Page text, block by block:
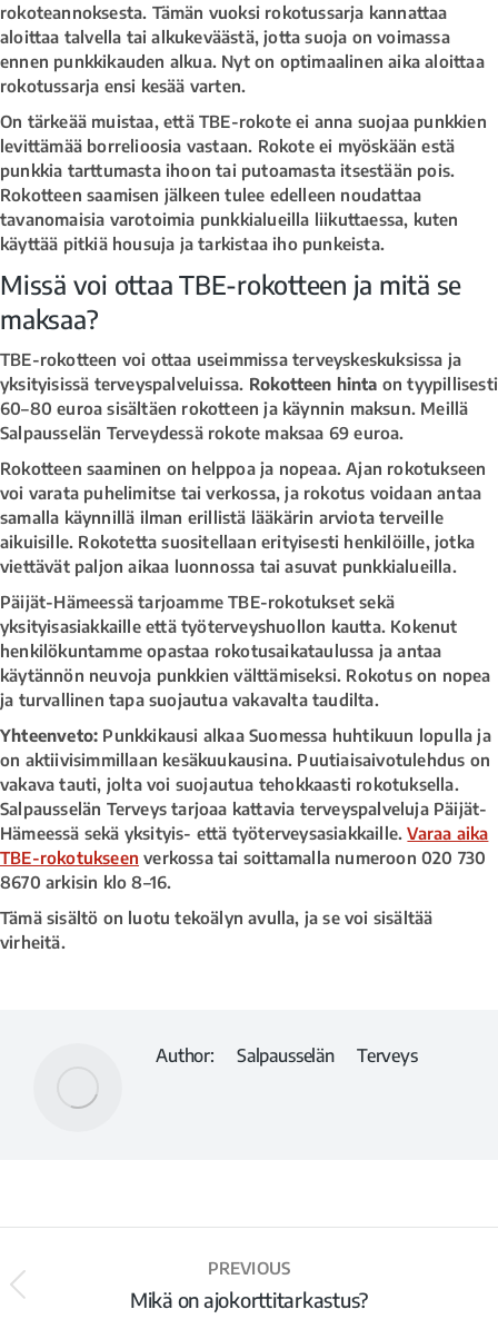
rokoteannoksesta. Tämän vuoksi rokotussarja kannattaa
aloittaa talvella tai alkukeväästä, jotta suoja on voimassa
ennen punkkikauden alkua. Nyt on optimaalinen aika aloittaa
rokotussarja ensi kesää varten.
On tärkeää muistaa, että TBE-rokote ei anna suojaa punkkien
levittämää borrelioosia vastaan. Rokote ei myöskään estä
punkkia tarttumasta ihoon tai putoamasta itsestään pois.
Rokotteen saamisen jälkeen tulee edelleen noudattaa
tavanomaisia varotoimia punkkialueilla liikuttaessa, kuten
käyttää pitkiä housuja ja tarkistaa iho punkeista.
Missä voi ottaa TBE-rokotteen ja mitä se
maksaa?
TBE-rokotteen voi ottaa useimmissa terveyskeskuksissa ja
yksityisissä terveyspalveluissa. Rokotteen hinta on tyypillisesti
60–80 euroa sisältäen rokotteen ja käynnin maksun. Meillä
Salpausselän Terveydessä rokote maksaa 69 euroa.
Rokotteen saaminen on helppoa ja nopeaa. Ajan rokotukseen
voi varata puhelimitse tai verkossa, ja rokotus voidaan antaa
samalla käynnillä ilman erillistä lääkärin arviota terveille
aikuisille. Rokotetta suositellaan erityisesti henkilöille, jotka
viettävät paljon aikaa luonnossa tai asuvat punkkialueilla.
Päijät-Hämeessä tarjoamme TBE-rokotukset sekä
yksityisasiakkaille että työterveyshuollon kautta. Kokenut
henkilökuntamme opastaa rokotusaikataulussa ja antaa
käytännön neuvoja punkkien välttämiseksi. Rokotus on nopea
ja turvallinen tapa suojautua vakavalta taudilta.
Yhteenveto: Punkkikausi alkaa Suomessa huhtikuun lopulla ja
on aktiivisimmillaan kesäkuukausina. Puutiaisaivotulehdus on
vakava tauti, jolta voi suojautua tehokkaasti rokotuksella.
Salpausselän Terveys tarjoaa kattavia terveyspalveluja Päijät-
Hämeessä sekä yksityis- että työterveysasiakkaille.Varaa aika
TBE-rokotukseen verkossa tai soittamalla numeroon 020 730
8670 arkisin klo 8–16.
Tämä sisältö on luotu tekoälyn avulla, ja se voi sisältää
virheitä.
Author: Salpausselän Terveys
PREVIOUS
Mikä on ajokorttitarkastus?